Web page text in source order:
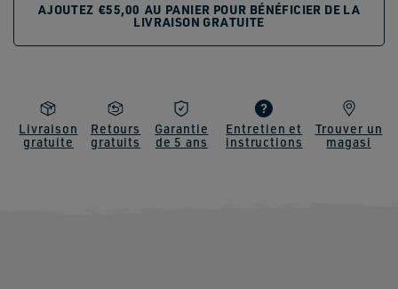
AJOUTEZ €55,00 AU PANIER POUR BÉNÉFICIER DE LA
LIVRAISON GRATUITE
Livraison
gratuite
Retours
gratuits
Garantie
de 5 ans
Entretien et
instructions
Trouver un
magasi